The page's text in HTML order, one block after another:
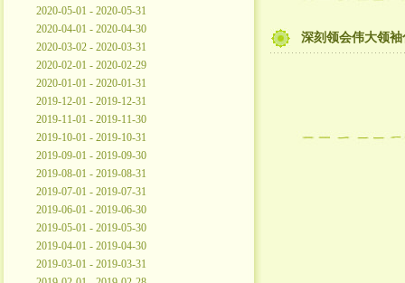
2020-05-01 - 2020-05-31
2020-04-01 - 2020-04-30
2020-03-02 - 2020-03-31
2020-02-01 - 2020-02-29
2020-01-01 - 2020-01-31
2019-12-01 - 2019-12-31
2019-11-01 - 2019-11-30
2019-10-01 - 2019-10-31
2019-09-01 - 2019-09-30
2019-08-01 - 2019-08-31
2019-07-01 - 2019-07-31
2019-06-01 - 2019-06-30
2019-05-01 - 2019-05-30
2019-04-01 - 2019-04-30
2019-03-01 - 2019-03-31
深刻领会伟大领